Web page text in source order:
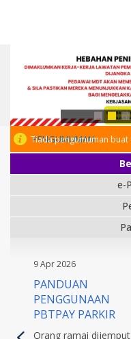
PENGUMUMAN
Tiada pengumuman buat
e-
9 Apr 2026
PANDUAN
PENGGUNAAN
PBTPAY PARKIR
Orang ramai dijemput